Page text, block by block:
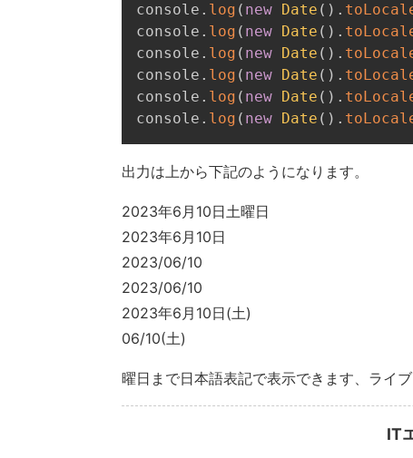
console . log ( new Date ( ) .
console . log ( new Date ( ) .
console . log ( new Date ( ) .
console . log ( new Date ( ) .
console . log ( new Date ( ) .
console . log ( new Date ( ) .
出力は上から下記のようになります。
2023年6月10日土曜日
2023年6月10日
2023/06/10
2023/06/10
2023年6月10日(土)
06/10(土)
曜日まで日本語表記で表示できます、ライ
IT